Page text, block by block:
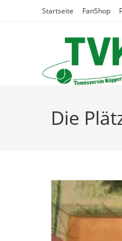
Startseite FanShop
Die